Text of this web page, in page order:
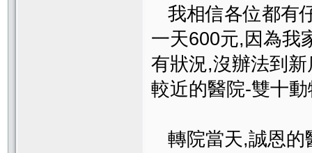
我相信各位都有
一天600元,因為我
有狀況,沒辦法到
較近的醫院-雙十
轉院當天,誠恩的